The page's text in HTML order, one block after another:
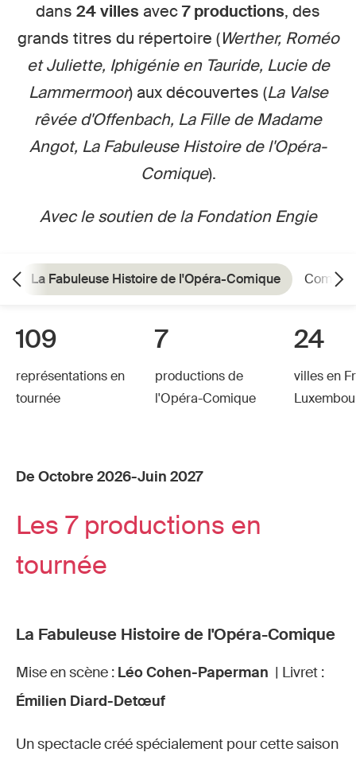
dans 24 villes avec7 productions, des
grands titres du répertoire (Werther, Roméo
et Juliette, Iphigénie en Tauride, Lucie de
Lammermoor) aux découvertes (La Valse
rêvée d'Offenbach, La Fille de Madame
Angot, La Fabuleuse Histoire de l'Opéra-
Comique).
Avec le soutien de la Fondation Engie
La Fabuleuse Histoire de l'Opéra-Comique
109
représentations en
tournée
7
productions de
l'Opéra-Comique
24
villes en
De Octobre 2026-Juin 2027
Les 7 productions en
tournée
La Fabuleuse Histoire de l'Opéra-Comique
Mise en scène : Léo Cohen-Paperman | Livret :
Émilien Diard-Detœuf
Un spectacle créé spécialement pour cette saison